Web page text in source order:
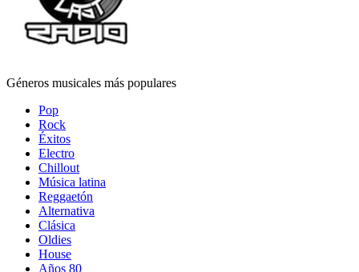
Géneros musicales más populares
Pop
Rock
Éxitos
Electro
Chillout
Música latina
Reggaetón
Alternativa
Clásica
Oldies
House
Años 80